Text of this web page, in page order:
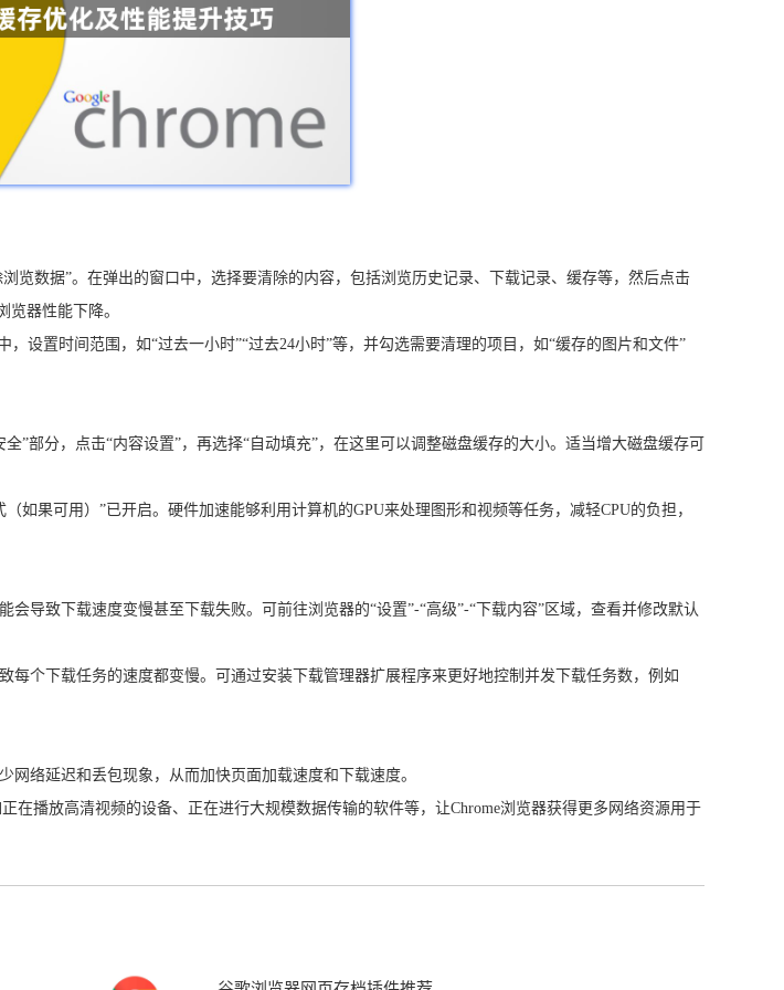
览数据”。在弹出的窗口中，选择要清除的内容，包括浏览历史记录、下载记录、缓存等，然后点击
器性能下降。
设置时间范围，如“过去一小时”“过去24小时”等，并勾选需要清理的项目，如“缓存的图片和文件”
”部分，点击“内容设置”，再选择“自动填充”，在这里可以调整磁盘缓存的大小。适当增大磁盘缓存可
如果可用）”已开启。硬件加速能够利用计算机的GPU来处理图形和视频等任务，减轻CPU的负担，
导致下载速度变慢甚至下载失败。可前往浏览器的“设置”-“高级”-“下载内容”区域，查看并修改默认
个下载任务的速度都变慢。可通过安装下载管理器扩展程序来更好地控制并发下载任务数，例如
络延迟和丢包现象，从而加快页面加载速度和下载速度。
在播放高清视频的设备、正在进行大规模数据传输的软件等，让Chrome浏览器获得更多网络资源用于